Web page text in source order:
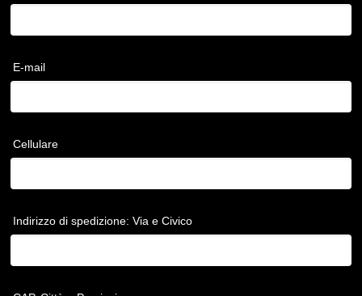
E-mail
Cellulare
Indirizzo di spedizione: Via e Civico